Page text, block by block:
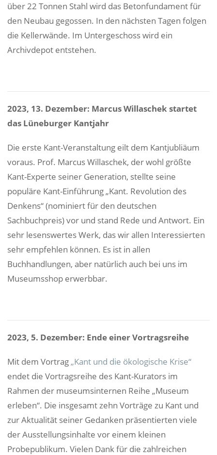
über 22 Tonnen Stahl wird das Betonfundament für
den Neubau gegossen. In den nächsten Tagen folgen
die Kellerwände. Im Untergeschoss wird ein
Archivdepot entstehen.
2023, 13. Dezember: Marcus Willaschek startet
das Lüneburger Kantjahr
Die erste Kant-Veranstaltung eilt dem Kantjubliäum
voraus. Prof. Marcus Willaschek, der wohl größte
Kant-Experte seiner Generation, stellte seine
populäre Kant-Einführung „Kant. Revolution des
Denkens“ (nominiert für den deutschen
Sachbuchpreis) vor und stand Rede und Antwort. Ein
sehr lesenswertes Werk, das wir allen Interessierten
sehr empfehlen können. Es ist in allen
Buchhandlungen, aber natürlich auch bei uns im
Museumsshop erwerbbar.
2023, 5. Dezember: Ende einer Vortragsreihe
Mit dem Vortrag„Kant und die ökologische Krise“
endet die Vortragsreihe des Kant-Kurators im
Rahmen der museumsinternen Reihe „Museum
erleben“. Die insgesamt zehn Vorträge zu Kant und
zur Aktualität seiner Gedanken präsentierten viele
der Ausstellungsinhalte vor einem kleinen
Probepublikum. Vielen Dank für die zahlreichen